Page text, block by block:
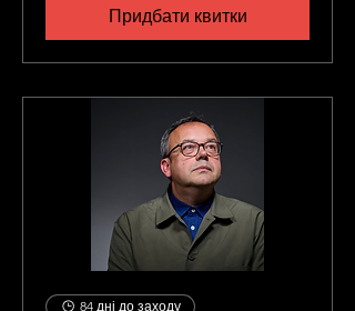
Придбати квитки
84 дні до заходу